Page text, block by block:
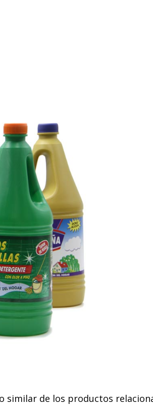
similar de los productos